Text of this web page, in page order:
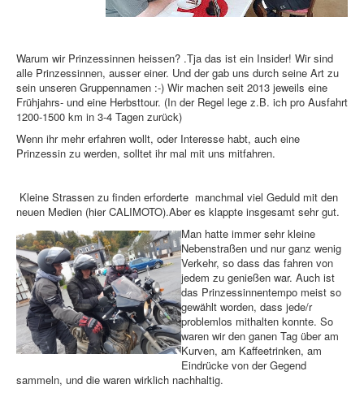
Warum wir Prinzessinnen heissen? .Tja das ist ein Insider! Wir sind
alle Prinzessinnen, ausser einer. Und der gab uns durch seine Art zu
sein unseren Gruppennamen :-) Wir machen seit 2013 jeweils eine
Frühjahrs- und eine Herbsttour. (In der Regel lege z.B. ich pro Ausfahrt
1200-1500 km in 3-4 Tagen zurück)
Wenn ihr mehr erfahren wollt, oder Interesse habt, auch eine
Prinzessin zu werden, solltet ihr mal mit uns mitfahren.
Kleine Strassen zu finden erforderte manchmal viel Geduld mit den
neuen Medien (hier CALIMOTO).Aber es klappte insgesamt sehr gut.
Man hatte immer sehr kleine
Nebenstraßen und nur ganz wenig
Verkehr, so dass das fahren von
jedem zu genießen war. Auch ist
das Prinzessinnentempo meist so
gewählt worden, dass jede/r
problemlos mithalten konnte. So
waren wir den ganen Tag über am
Kurven, am Kaffeetrinken, am
Eindrücke von der Gegend
sammeln, und die waren wirklich nachhaltig.